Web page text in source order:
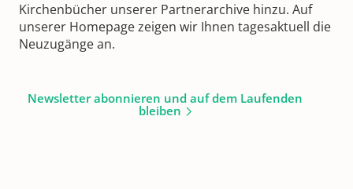
Kirchenbücher unserer Partnerarchive hinzu. Auf
unserer Homepage zeigen wir Ihnen tagesaktuell die
Neuzugänge an.
Newsletter abonnieren und auf dem Laufenden
bleiben